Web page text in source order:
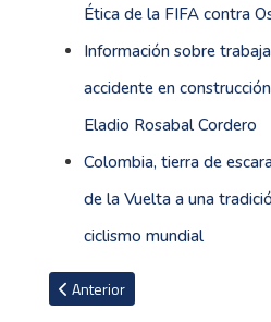
Ética de la FIFA contra
Información sobre
accidente en
Eladio Rosabal Cordero
Colombia, tierra de
de la Vuelta a una
ciclismo mundial
Artículo anterior: Lamentables
Anterior